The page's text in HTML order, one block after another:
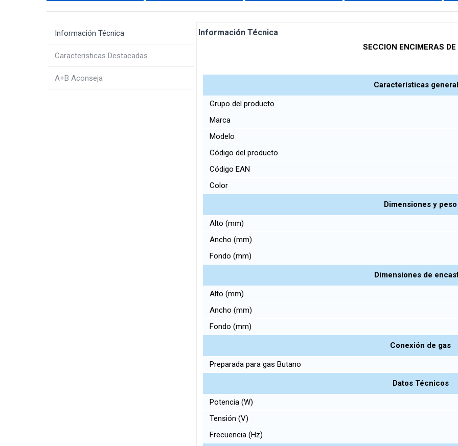
Información Técnica
Caracteristicas Destacadas
A+B Aconseja
Información Técnica
SECCION ENCIMERAS
Características
Grupo del producto
Marca
Modelo
Código del producto
Código EAN
Color
Dimensiones y peso
Alto (mm)
Ancho (mm)
Fondo (mm)
Dimensiones de
Alto (mm)
Ancho (mm)
Fondo (mm)
Conexión de gas
Preparada para gas Butano
Datos Técnicos
Potencia (W)
Tensión (V)
Frecuencia (Hz)